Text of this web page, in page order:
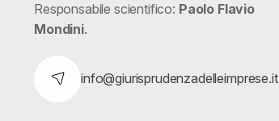
Responsabile scientifico: Paolo Flavio
Mondini.
info@giurisprudenzadelleimprese.it